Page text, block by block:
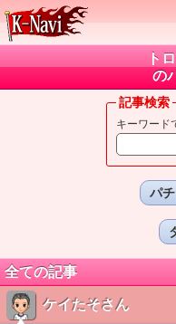
ト
の
記事検索
キーワード
パ
全ての記事
ケイたそさん